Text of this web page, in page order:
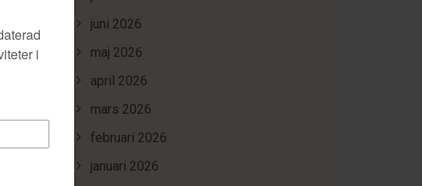
juni 2026
maj 2026
april 2026
mars 2026
februari 2026
januari 2026